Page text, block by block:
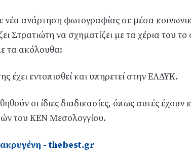
ανάρτηση φωτογραφίας σε μέσα
Στρατιώτη να σχηματίζει με τα χέρια του
τα ακόλουθα:
έχει εντοπισθεί και υπηρετεί στην ΕΛΔΥΚ.
οι ίδιες διαδικασίες, όπως αυτές έχουν
του ΚΕΝ Μεσολογγίου.
- thebest.gr